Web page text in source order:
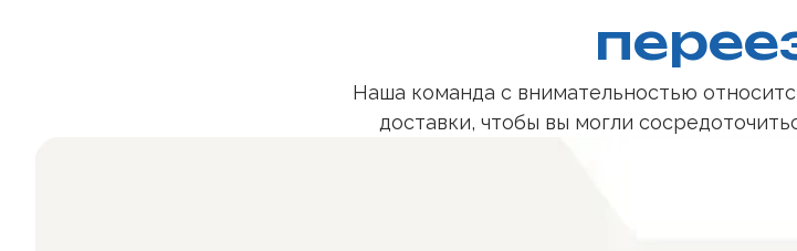
Наша команда с внимательностью
доставки, чтобы вы могли